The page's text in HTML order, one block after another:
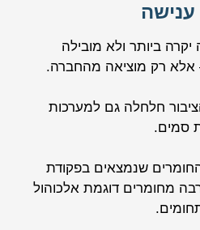
ענישה
ביותר ולא מובילה
אלא רק מוציאה מהחברה.
חלחלה גם למערכות
סמים.
שנמצאים בפקודת
מחומרים דוגמת אלכוהול